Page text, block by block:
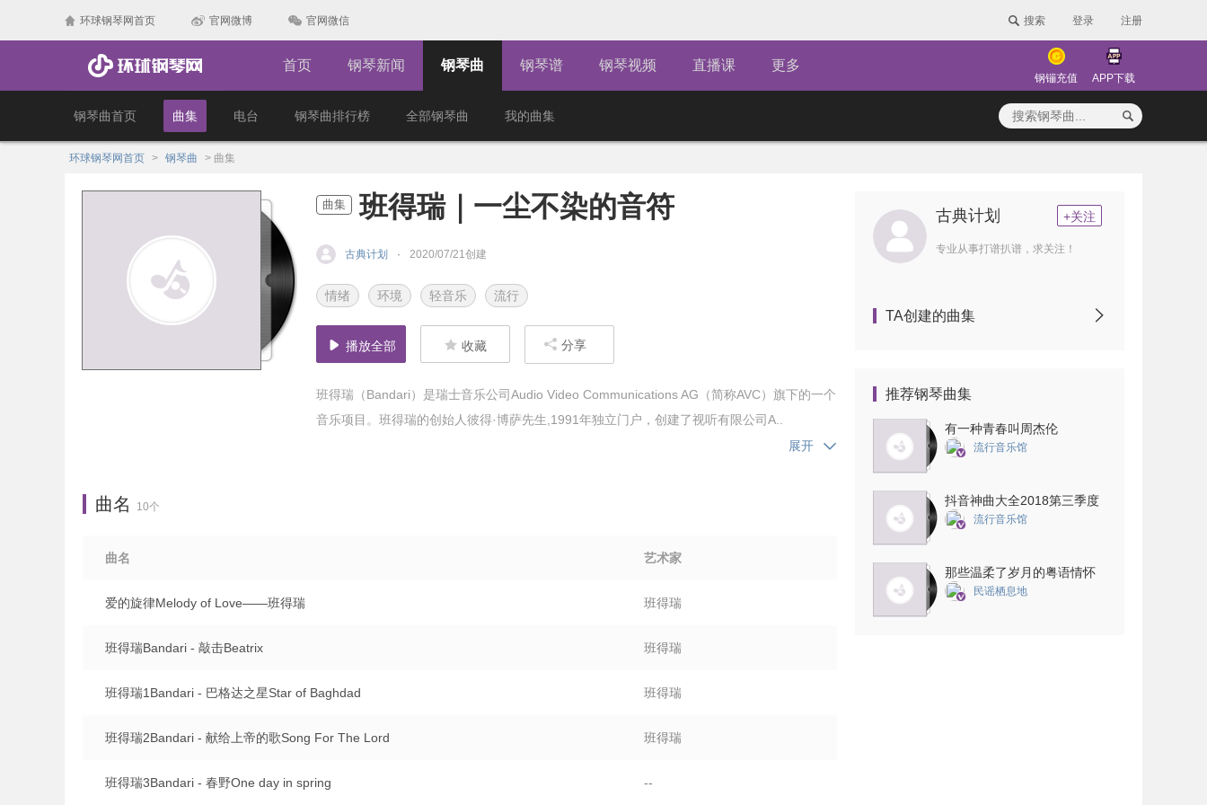
环球钢琴网首页 官网微博 官网微信 搜索 登录 注册
首页 钢琴新闻 钢琴曲 钢琴谱 钢琴视频 直播课 更多
钢镚充值 APP下载
钢琴曲首页 曲集 电台 钢琴曲排行榜 全部钢琴曲 我的曲集
环球钢琴网首页 > 钢琴曲 > 曲集
曲集 班得瑞｜一尘不染的音符
古典计划 2020/07/21创建
情绪 环境 轻音乐 流行
播放全部 收藏 分享
班得瑞（Bandari）是瑞士音乐公司Audio Video Communications AG（简称AVC）旗下的一个
音乐项目。班得瑞的创始人彼得·博萨先生,1991年独立门户，创建了视听有限公司A..
展开
曲名 10个
曲名 艺术家
爱的旋律Melody of Love——班得瑞 班得瑞
班得瑞Bandari - 敲击Beatrix 班得瑞
班得瑞1Bandari - 巴格达之星Star of Baghdad 班得瑞
班得瑞2Bandari - 献给上帝的歌Song For The Lord 班得瑞
班得瑞3Bandari - 春野One day in spring --
古典计划
专业从事打谱扒谱，求关注！
+关注
TA创建的曲集
推荐钢琴曲集
有一种青春叫周杰伦
流行音乐馆
抖音神曲大全2018第三季度
流行音乐馆
那些温柔了岁月的粤语情怀
民谣栖息地